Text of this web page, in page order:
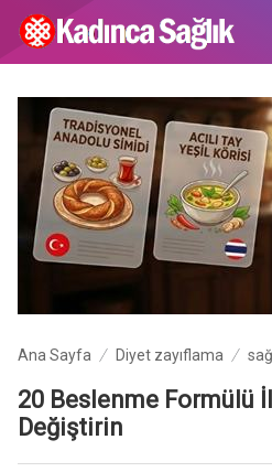
Ana Sayfa Diyet zayıflama
20 Beslenme Formülü
Değiştirin